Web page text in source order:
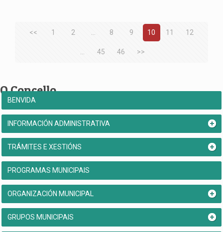
<< 1 2 8 9 10 11 12
45 46 >>
O Concello
BENVIDA
INFORMACIÓN ADMINISTRATIVA
TRÁMITES E XESTIÓNS
PROGRAMAS MUNICIPAIS
ORGANIZACIÓN MUNICIPAL
GRUPOS MUNICIPAIS